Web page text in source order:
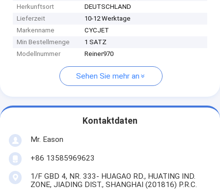
Herkunftsort
DEUTSCHLAND
Lieferzeit
10-12 Werktage
Markenname
CYCJET
Min Bestellmenge
1 SATZ
Modellnummer
Reiner970
Sehen Sie mehr an
Kontaktdaten
Mr. Eason
+86 13585969623
1/F GBD 4, NR. 333- HUAGAO RD., HUATING IND.
ZONE, JIADING DIST., SHANGHAI (201816) P.R.C.